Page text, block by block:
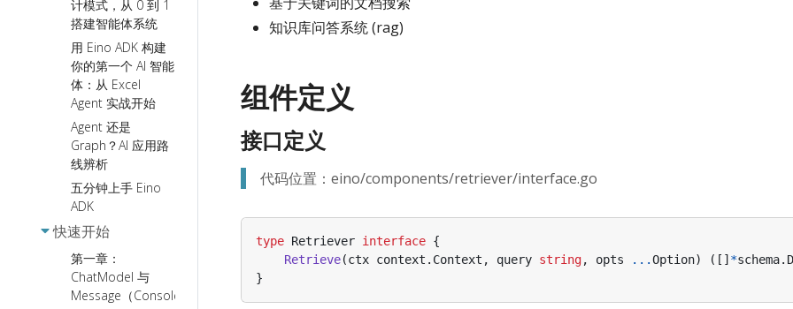
计模式，从 0 到 1
搭建智能体系统
用 Eino ADK 构建
你的第一个 AI 智能
体：从 Excel
Agent 实战开始
Agent 还是
Graph？AI 应用路
线辨析
五分钟上手 Eino
ADK
快速开始
第一章：
ChatModel 与
Message（Console）
知识库问答系统 (rag)
组件定义
接口定义
代码位置：eino/components/retriever/interface.go
type Retriever interface {
Retrieve(ctx context . Context , query string, opts ...Option) ([]*schema.
}